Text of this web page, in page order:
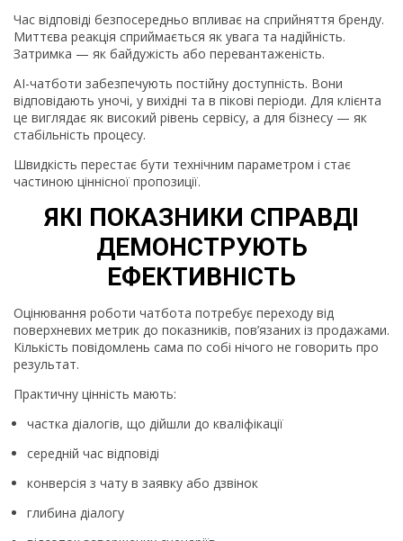
Час відповіді безпосередньо впливає на сприйняття бренду.
Миттєва реакція сприймається як увага та надійність.
Затримка — як байдужість або перевантаженість.
AI-чатботи забезпечують постійну доступність. Вони
відповідають уночі, у вихідні та в пікові періоди. Для клієнта
це виглядає як високий рівень сервісу, а для бізнесу — як
стабільність процесу.
Швидкість перестає бути технічним параметром і стає
частиною ціннісної пропозиції.
ЯКІ ПОКАЗНИКИ СПРАВДІ
ДЕМОНСТРУЮТЬ
ЕФЕКТИВНІСТЬ
Оцінювання роботи чатбота потребує переходу від
поверхневих метрик до показників, пов’язаних із продажами.
Кількість повідомлень сама по собі нічого не говорить про
результат.
Практичну цінність мають:
частка діалогів, що дійшли до кваліфікації
середній час відповіді
конверсія з чату в заявку або дзвінок
глибина діалогу